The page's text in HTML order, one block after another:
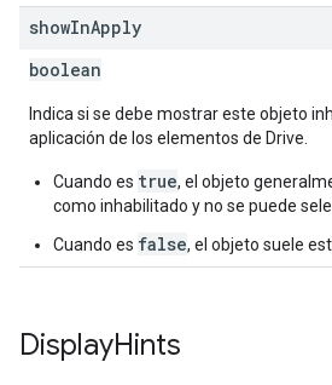
showInApply
boolean
Indica si se debe mostrar este objeto
aplicación de los elementos de Drive.
Cuando es true, el objeto
como inhabilitado y no se puede
Cuando es false, el objeto suele
DisplayHints